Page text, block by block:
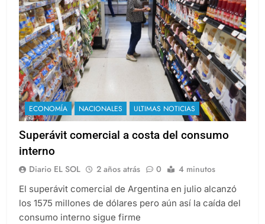
ECONOMÍA NACIONALES ULTIMAS NOTICIAS
Superávit comercial a costa del consumo
interno
Diario EL SOL 2 años atrás 0 4 minutos
El superávit comercial de Argentina en julio alcanzó
los 1575 millones de dólares pero aún así la caída del
consumo interno sigue firme